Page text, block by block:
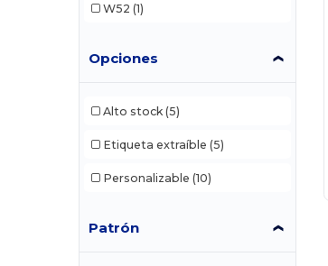
W52 (1)
Opciones
Alto stock (5)
Etiqueta extraíble (5)
Personalizable (10)
Patrón